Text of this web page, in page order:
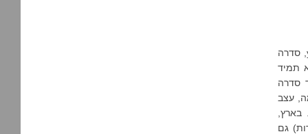
מחר (רביעי 4/1) ב-22:00 יתחיל שידורה של סדרת ריגול חדשה בערוץ yes drama, סדרה
תמיד
סדרה
עצב
בארץ,
גם